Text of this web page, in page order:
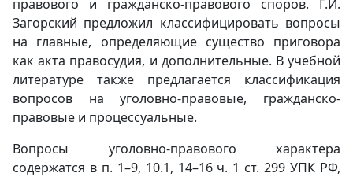
правового и гражданско-правового споров. Г.И.
Загорский предложил классифицировать вопросы
на главные, определяющие существо приговора
как акта правосудия, и дополнительные. В учебной
литературе также предлагается классификация
вопросов на уголовно-правовые, гражданско-
правовые и процессуальные.
Вопросы уголовно-правового характера
содержатся в п. 1–9, 10.1, 14–16 ч. 1 ст. 299 УПК РФ,